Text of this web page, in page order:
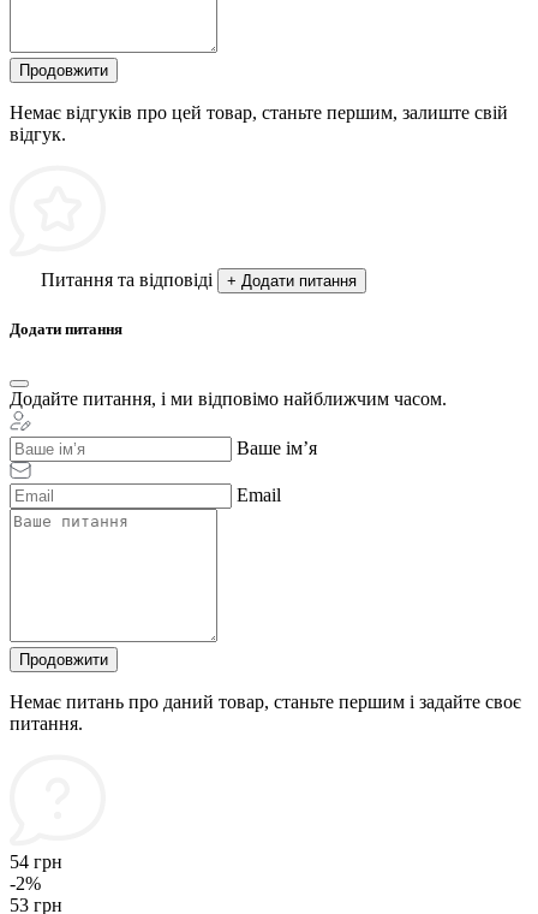
Продовжити
Немає відгуків про цей товар, станьте першим, залиште свій
відгук.
Питання та відповіді + Додати питання
Додати питання
Додайте питання, і ми відповімо найближчим часом.
Ваше ім’я
Email
Продовжити
Немає питань про даний товар, станьте першим і задайте своє
питання.
54 грн
-2%
53 грн